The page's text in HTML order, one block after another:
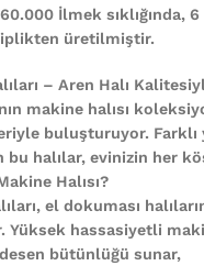
İlmek
üretilmiştir.
– Aren Halı
makine halısı
buluşturuyor. Farklı
halılar, evinizin her
Halısı?
el dokuması
Yüksek hassasiyetli
bütünlüğü sunar,